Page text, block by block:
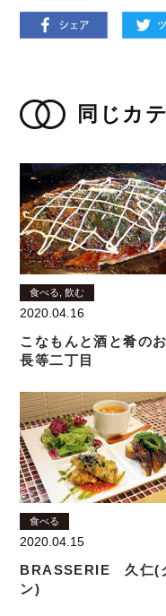
同じカ
食べる, 飲む
2020.04.16
こなもんと酒と肴の
長等二丁目
食べる
2020.04.15
BRASSERIE 久仁(
ン)